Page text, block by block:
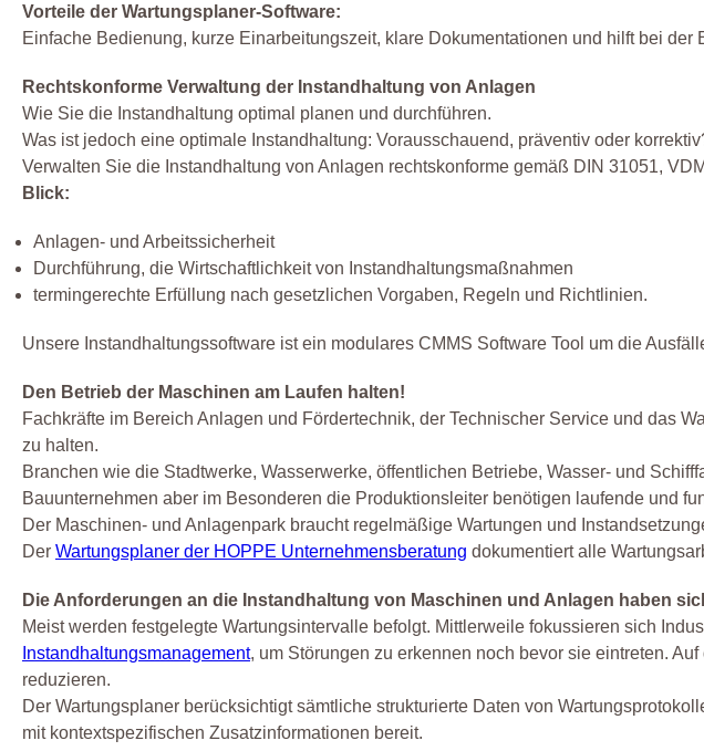
Vorteile der Wartungsplaner-Software:
Einfache Bedienung, kurze Einarbeitungszeit, klare Dokumentationen und hilft bei der
Rechtskonforme Verwaltung der Instandhaltung von Anlagen
Wie Sie die Instandhaltung optimal planen und durchführen.
Was ist jedoch eine optimale Instandhaltung: Vorausschauend, präventiv oder
Verwalten Sie die Instandhaltung von Anlagen rechtskonforme gemäß DIN 31051,
Blick:
Anlagen- und Arbeitssicherheit
Durchführung, die Wirtschaftlichkeit von Instandhaltungsmaßnahmen
termingerechte Erfüllung nach gesetzlichen Vorgaben, Regeln und Richtlinien.
Unsere Instandhaltungssoftware ist ein modulares CMMS Software Tool um die
Den Betrieb der Maschinen am Laufen halten!
Fachkräfte im Bereich Anlagen und Fördertechnik, der Technischer Service und das
zu halten.
Branchen wie die Stadtwerke, Wasserwerke, öffentlichen Betriebe, Wasser- und
Bauunternehmen aber im Besonderen die Produktionsleiter benötigen laufende und
Der Maschinen- und Anlagenpark braucht regelmäßige Wartungen und
Der Wartungsplaner der HOPPE Unternehmensberatung dokumentiert alle
Die Anforderungen an die Instandhaltung von Maschinen und Anlagen haben
Meist werden festgelegte Wartungsintervalle befolgt. Mittlerweile fokussieren sich
Instandhaltungsmanagement, um Störungen zu erkennen noch bevor sie eintreten.
reduzieren.
Der Wartungsplaner berücksichtigt sämtliche strukturierte Daten von
mit kontextspezifischen Zusatzinformationen bereit.